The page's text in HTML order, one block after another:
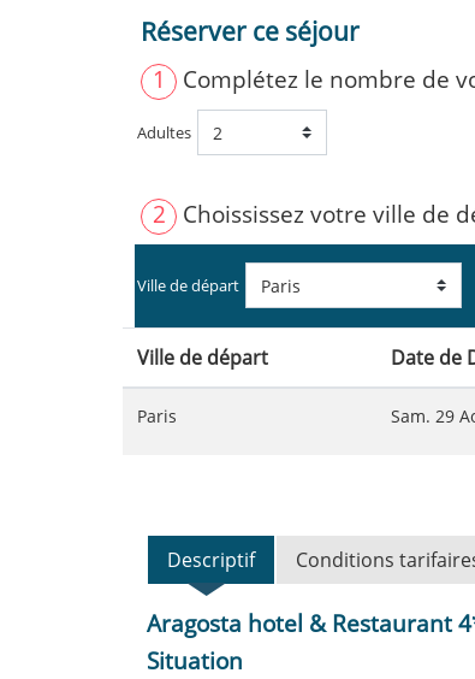
Réserver ce séjour
1 Complétez le nombre de
Adultes
2 Choississez votre ville de
Ville de départ
Ville de départ Date de
Paris Sam. 29
Descriptif Conditions
Aragosta hotel & Restaurant
Situation